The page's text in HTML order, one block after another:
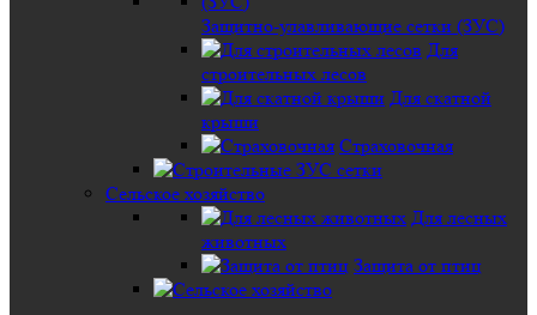
Защитно-улавливающие сетки (ЗУС)
Для
строительных лесов
Для скатной
крыши
Страховочная
Сельское хозяйство
Для лесных
животных
Защита от птиц